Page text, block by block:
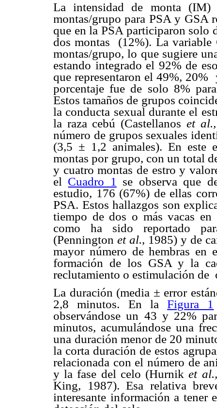
La intensidad de monta
montas/grupo para PSA y GSA
que en la PSA participaron solo
dos montas
(12%). La variable
montas/grupo, lo que sugiere
estando integrado el 92% de
que representaron el 49%, 20%
porcentaje fue de solo 8%
Estos tamaños de grupos
la conducta sexual durante el
la raza cebú (Castellanos et al.,
número de grupos sexuales
(3,5 ± 1,2 animales). En este
montas por grupo, con un total
y cuatro montas de estro y
el Cuadro 1
se observa que
estudio, 176 (67%) de ellas
PSA. Estos hallazgos son
tiempo de dos o más vacas
como ha sido reportado
(Pennington et al., 1985) y de
mayor número de hembras en
formación de los GSA y la
reclutamiento o estimulación de
La duración (media ± error
2,8 minutos. En laFigura 1
observándose un 43 y 22%
minutos, acumulándose una
una duración menor de 20
la corta duración de estos
relacionada con el número de
y la fase del celo (Hurniket al.,
King, 1987). Esa relativa
interesante información a tener